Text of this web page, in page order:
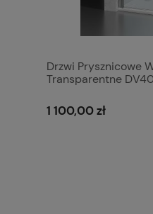
Drzwi Prysznicowe
Transparentne
1 100,00 zł